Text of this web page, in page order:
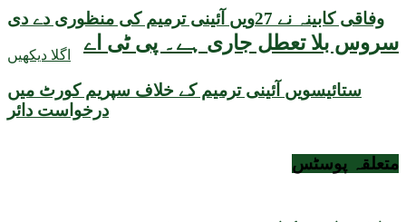
سروس بلا تعطل جاری ہے۔ پی ٹی اے
وفاقی کابینہ نے 27ویں آئینی ترمیم کی منظوری دے دی
اگلا دیکھیں
ستائیسویں آئینی ترمیم کے خلاف سپریم کورٹ میں
درخواست دائر
متعلقہ پوسٹس